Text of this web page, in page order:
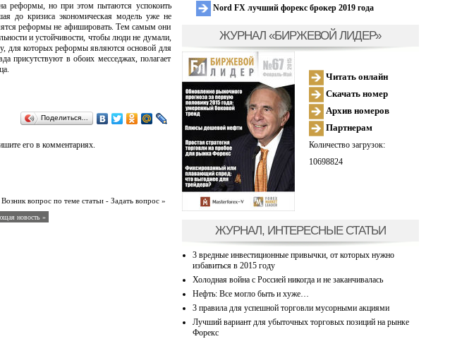
реформы, но при этом пытаются успокоить
до кризиса экономическая модель уже не
реформы не афишировать. Тем самым они
и устойчивости, чтобы люди не думали,
для которых реформы являются основой для
присутствуют в обоих месседжах, полагает
Поделиться…
его в комментариях.
Возник вопрос по теме статьи - Задать вопрос »
новость »
Nord FX лучший форекс брокер 2019 года
ЖУРНАЛ «БИРЖЕВОЙ ЛИДЕР»
Читать онлайн
Скачать номер
Архив номеров
Партнерам
Количество загрузок:
10698824
ЖУРНАЛ, ИНТЕРЕСНЫЕ СТАТЬИ
3 вредные инвестиционные привычки, от которых нужно
избавиться в 2015 году
Холодная война с Россией никогда и не заканчивалась
Нефть: Все могло быть и хуже…
3 правила для успешной торговли мусорными акциями
Лучший вариант для убыточных торговых позиций на рынке
Форекс